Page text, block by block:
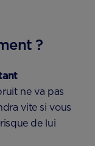
?
ne va pas
vite si vous
de lui